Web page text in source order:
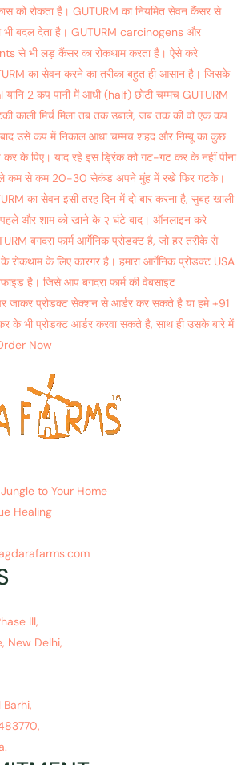
को रोकता है। GUTURM का नियमित सेवन कैंसर से
भी बदल देता है। GUTURM carcinogens और
से भी लड़ कैंसर का रोकथाम करता है। ऐसे करे
का सेवन करने का तरीका बहुत ही आसान है। जिसके
2 कप पानी में आधी (half) छोटी चम्मच GUTURM
काली मिर्च मिला तब तक उबाले, जब तक की वो एक कप
उसे कप में निकाल आधा चम्मच शहद और निम्बू का कुछ
कर के पिए। याद रहे इस ड्रिंक को गट-गट कर के नहीं पीना
ले कम से कम 20-30 सेकंड अपने मुंह में रखे फिर गटके।
का सेवन इसी तरह दिन में दो बार करना है, सुबह खाली
और शाम को खाने के २ घंटे बाद। ऑनलाइन करे
बगदरा फार्म आर्गेनिक प्रोडक्ट है, जो हर तरीके से
के लिए कारगर है। हमारा आर्गेनिक प्रोडक्ट USA
है। जिसे आप बगदरा फार्म की वेबसाइट
प्रोडक्ट सेक्शन से आर्डर कर सकते है या हमे +91
भी प्रोडक्ट आर्डर करवा सकते है, साथ ही उसके बारे में
Now
to Your Home
Healing
III,
New Delhi,